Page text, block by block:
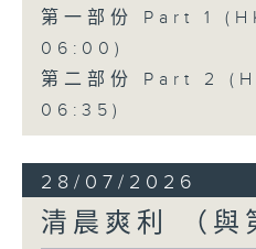
第一部份 Part 1
06:00)
第二部份 Part 2
06:35)
28/07/2026
清晨爽利 （與